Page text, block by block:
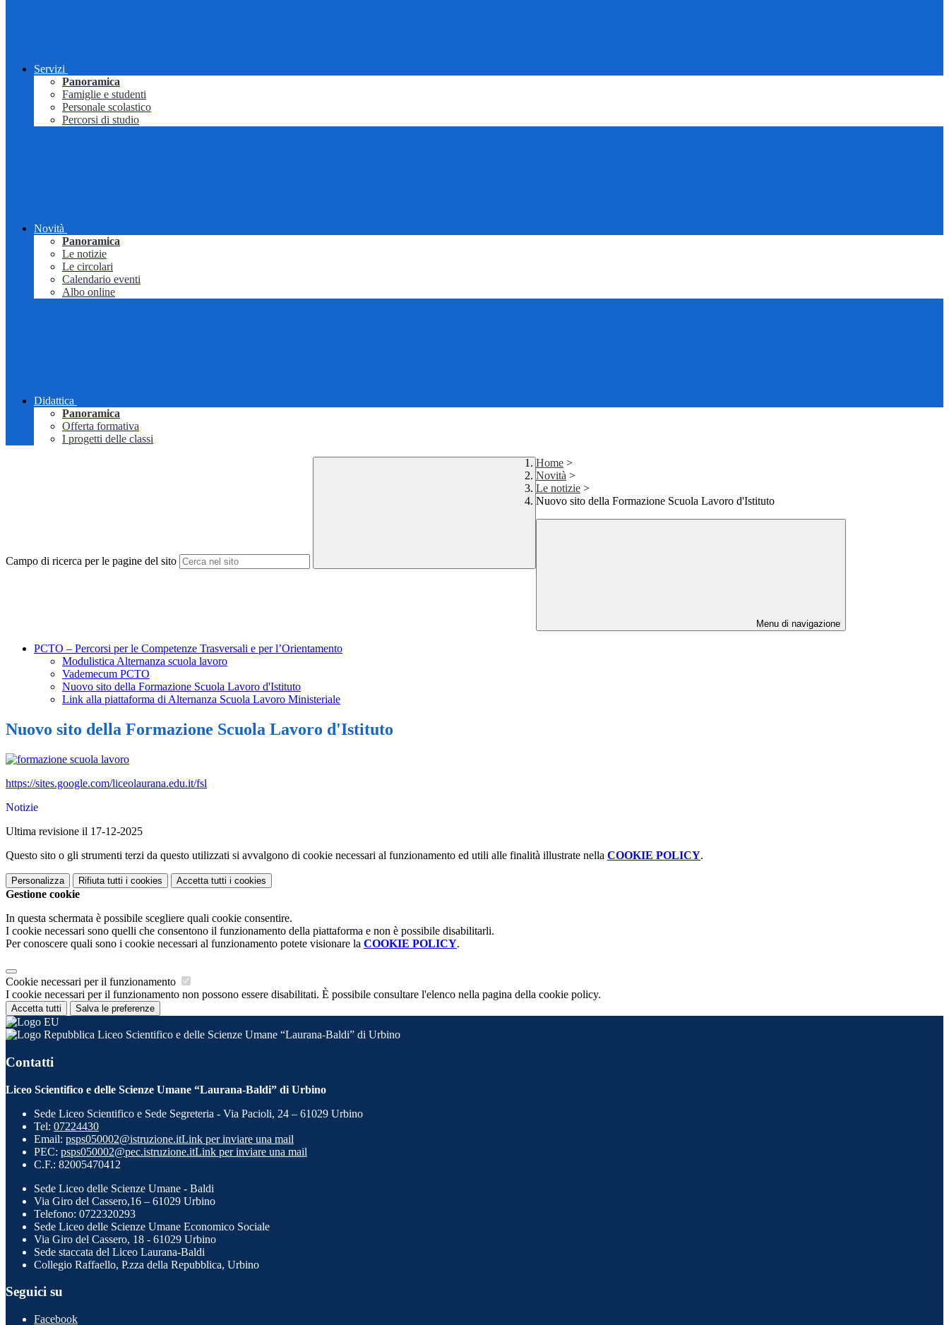
Servizi
Panoramica
Famiglie e studenti
Personale scolastico
Percorsi di studio
Novità
Panoramica
Le notizie
Le circolari
Calendario eventi
Albo online
Didattica
Panoramica
Offerta formativa
I progetti delle classi
Campo di ricerca per le pagine del sito
Home >
Novità >
Le notizie >
Nuovo sito della Formazione Scuola Lavoro d'Istituto
Menu di navigazione
PCTO – Percorsi per le Competenze Trasversali e per l’Orientamento
Modulistica Alternanza scuola lavoro
Vademecum PCTO
Nuovo sito della Formazione Scuola Lavoro d'Istituto
Link alla piattaforma di Alternanza Scuola Lavoro Ministeriale
Nuovo sito della Formazione Scuola Lavoro d'Istituto
https://sites.google.com/liceolaurana.edu.it/fsl
Notizie
Ultima revisione il 17-12-2025
Questo sito o gli strumenti terzi da questo utilizzati si avvalgono di cookie necessari al funzionamento ed utili alle finalità illustrate nella COOKIE POLICY.
Personalizza Rifiuta tutti i cookies Accetta tutti i cookies
Gestione cookie
In questa schermata è possibile scegliere quali cookie consentire.
I cookie necessari sono quelli che consentono il funzionamento della piattaforma e non è possibile disabilitarli.
Per conoscere quali sono i cookie necessari al funzionamento potete visionare la COOKIE POLICY.
Cookie necessari per il funzionamento
I cookie necessari per il funzionamento non possono essere disabilitati. È possibile consultare l'elenco nella pagina della cookie policy.
Accetta tutti Salva le preferenze
Liceo Scientifico e delle Scienze Umane “Laurana-Baldi” di Urbino
Contatti
Liceo Scientifico e delle Scienze Umane “Laurana-Baldi” di Urbino
Sede Liceo Scientifico e Sede Segreteria - Via Pacioli, 24 – 61029 Urbino
Tel: 07224430
Email: psps050002@istruzione.itLink per inviare una mail
PEC: psps050002@pec.istruzione.itLink per inviare una mail
C.F.: 82005470412
Sede Liceo delle Scienze Umane - Baldi
Via Giro del Cassero,16 – 61029 Urbino
Telefono: 0722320293
Sede Liceo delle Scienze Umane Economico Sociale
Via Giro del Cassero, 18 - 61029 Urbino
Sede staccata del Liceo Laurana-Baldi
Collegio Raffaello, P.zza della Repubblica, Urbino
Seguici su
Facebook